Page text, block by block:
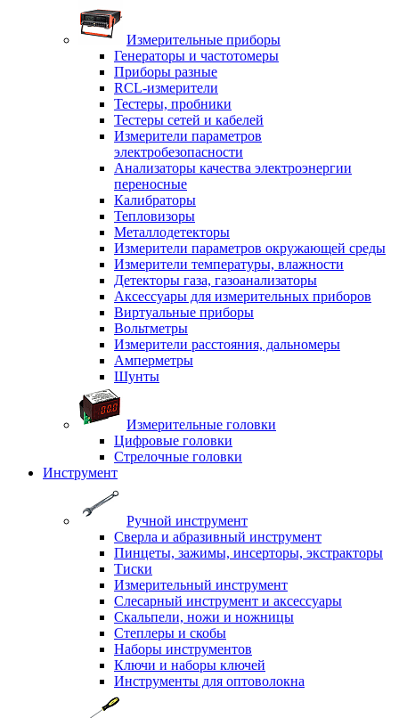
Измерительные приборы
Генераторы и частотомеры
Приборы разные
RCL-измерители
Тестеры, пробники
Тестеры сетей и кабелей
Измерители параметров
электробезопасности
Анализаторы качества электроэнергии
переносные
Калибраторы
Тепловизоры
Металлодетекторы
Измерители параметров окружающей среды
Измерители температуры, влажности
Детекторы газа, газоанализаторы
Аксессуары для измерительных приборов
Виртуальные приборы
Вольтметры
Измерители расстояния, дальномеры
Амперметры
Шунты
Измерительные головки
Цифровые головки
Стрелочные головки
Инструмент
Ручной инструмент
Сверла и абразивный инструмент
Пинцеты, зажимы, инсерторы, экстракторы
Тиски
Измерительный инструмент
Слесарный инструмент и аксессуары
Скальпели, ножи и ножницы
Степлеры и скобы
Наборы инструментов
Ключи и наборы ключей
Инструменты для оптоволокна